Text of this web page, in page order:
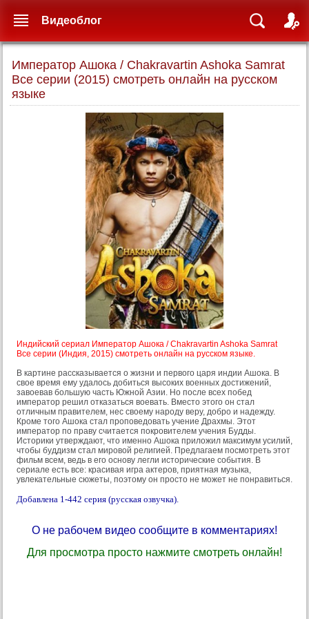
Император Ашока / Chakravartin Ashoka Samrat
Все серии (2015) смотреть онлайн на русском
языке
Индийский сериал Император Ашока / Chakravartin Ashoka Samrat
Все серии (Индия, 2015) смотреть онлайн на русском языке.
В картине рассказывается о жизни и первого царя индии Ашока. В
свое время ему удалось добиться высоких военных достижений,
завоевав большую часть Южной Азии. Но после всех побед
император решил отказаться воевать. Вместо этого он стал
отличным правителем, нес своему народу веру, добро и надежду.
Кроме того Ашока стал проповедовать учение Драхмы. Этот
император по праву считается покровителем учения Будды.
Историки утверждают, что именно Ашока приложил максимум усилий,
чтобы буддизм стал мировой религией. Предлагаем посмотреть этот
фильм всем, ведь в его основу легли исторические события. В
сериале есть все: красивая игра актеров, приятная музыка,
увлекательные сюжеты, поэтому он просто не может не понравиться.
Добавлена 1-442 серия (русская озвучка).
О не рабочем видео сообщите в комментариях!
Для просмотра просто нажмите смотреть онлайн!
Видеоблог